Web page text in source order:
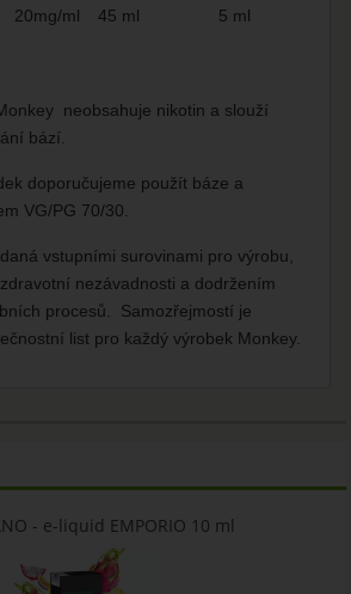
20mg/ml 45 ml 5 ml
neobsahuje nikotin a slouží
bází.
doporučujeme použít báze a
VG/PG 70/30.
vstupními surovinami pro výrobu,
nezávadnosti a dodržením
procesů. Samozřejmostí je
list pro každý výrobek Monkey.
- e-liquid EMPORIO 10 ml